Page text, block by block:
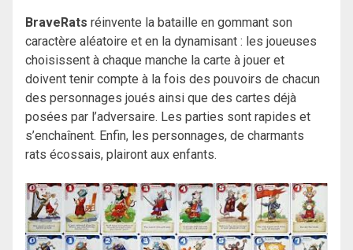
BraveRats réinvente la bataille en gommant son
caractère aléatoire et en la dynamisant : les joueuses
choisissent à chaque manche la carte à jouer et
doivent tenir compte à la fois des pouvoirs de chacun
des personnages joués ainsi que des cartes déjà
posées par l’adversaire. Les parties sont rapides et
s’enchaînent. Enfin, les personnages, de charmants
rats écossais, plairont aux enfants.